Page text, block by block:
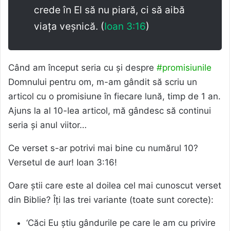
crede în El să nu piară, ci să aibă
viața veșnică. (Ioan 3:16)
Când am început seria cu și despre #promisiunile
Domnului pentru om, m-am gândit să scriu un
articol cu o promisiune în fiecare lună, timp de 1 an.
Ajuns la al 10-lea articol, mă gândesc să continui
seria și anul viitor…
Ce verset s-ar potrivi mai bine cu numărul 10?
Versetul de aur! Ioan 3:16!
Oare știi care este al doilea cel mai cunoscut verset
din Biblie? Îți las trei variante (toate sunt corecte):
‘Căci Eu știu gândurile pe care le am cu privire